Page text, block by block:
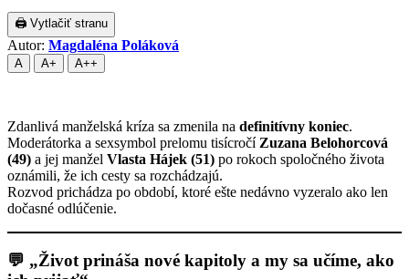
🖨 Vytlačiť stranu
Autor: Magdaléna Poláková
A A+ A++
Zdanlivá manželská kríza sa zmenila na definitívny koniec.
Moderátorka a sexsymbol prelomu tisícročí Zuzana Belohorcová
(49) a jej manžel Vlasta Hájek (51) po rokoch spoločného života
oznámili, že ich cesty sa rozchádzajú.
Rozvod prichádza po období, ktoré ešte nedávno vyzeralo ako len
dočasné odlúčenie.
💬 „Život prináša nové kapitoly a my sa učíme, ako